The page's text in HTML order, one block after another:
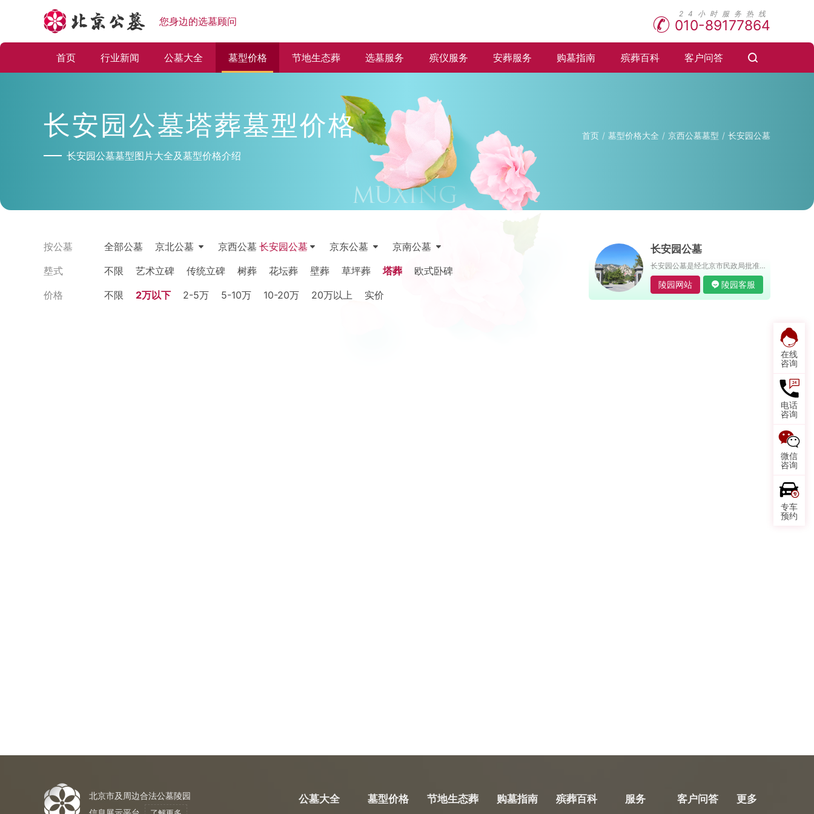
您身边的选墓顾问 010-89177864
首页 行业新闻 公墓大全 墓型价格 节地生态葬 选墓服务 殡仪服务 安葬服务 购墓指南 殡葬百科 客户问答
在线
咨询
电话
咨询
微信
咨询
专车
预约
长安园公墓塔葬墓型价格
长安园公墓墓型图片大全及墓型价格介绍
首页 墓型价格大全 京西公墓墓型 长安园公墓
按公墓 全部公墓 京北公墓 京西公墓 长安园公墓 京东公墓
京南公墓
塟式
不限 艺术立碑 传统立碑 树葬 花坛葬 壁葬 草坪葬 塔葬
欧式卧碑
价格
不限 2万以下 2-5万 5-10万 10-20万 20万以上 实价
长安园公墓
长安园公墓是经北京市民政局批准的首批园林式骨灰林
陵园网站 陵园客服
北京市及周边合法公墓陵园
公墓大全 墓型价格 节地生态葬 购墓指南 殡葬百科 服务 客户问答 更多